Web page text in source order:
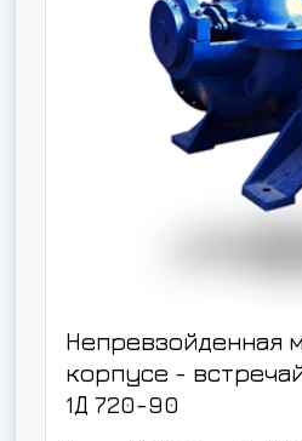
Непревзойденная
корпусе -
1Д 720-90